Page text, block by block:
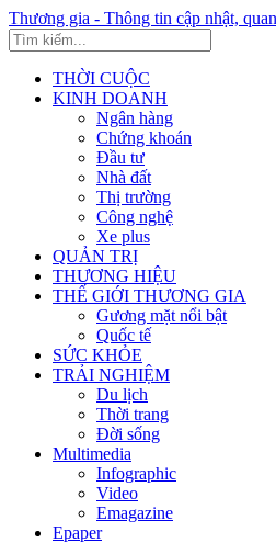
Thương gia - Thông tin cập nhật,
THỜI CUỘC
KINH DOANH
Ngân hàng
Chứng khoán
Đầu tư
Nhà đất
Thị trường
Công nghệ
Xe plus
QUẢN TRỊ
THƯƠNG HIỆU
THẾ GIỚI THƯƠNG GIA
Gương mặt nổi bật
Quốc tế
SỨC KHỎE
TRẢI NGHIỆM
Du lịch
Thời trang
Đời sống
Multimedia
Infographic
Video
Emagazine
Epaper